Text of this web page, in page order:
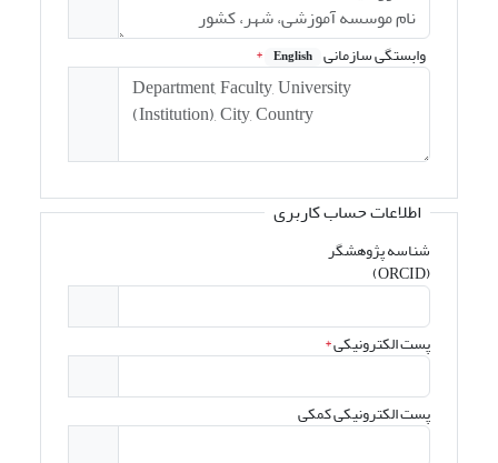
وابستگی سازمانی English
*
اطلاعات حساب کاربری
شناسه پژوهشگر
(ORCID)
پست الکترونیکی*
پست الکترونیکی کمکی